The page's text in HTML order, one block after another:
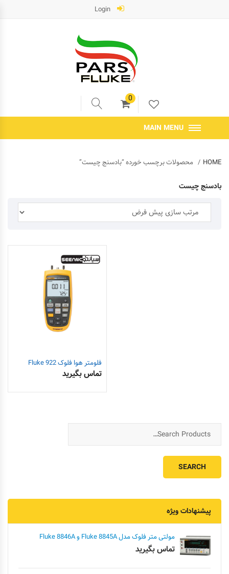
0
MAIN MENU
HOME محصولات برچسب خورده “بادسنج چیست”
بادسنج چیست
فلومتر هوا فلوک Fluke 922
تماس بگیرید
پیشنهادات ویژه
مولتی متر فلوک مدل Fluke 8845A و Fluke 8846A
تماس بگیرید